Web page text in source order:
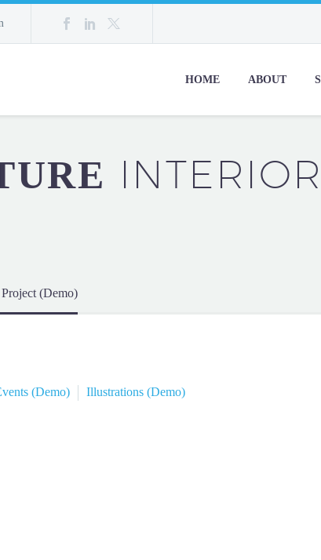
HOME ABOUT
(Demo)
(Demo) Illustrations (Demo)